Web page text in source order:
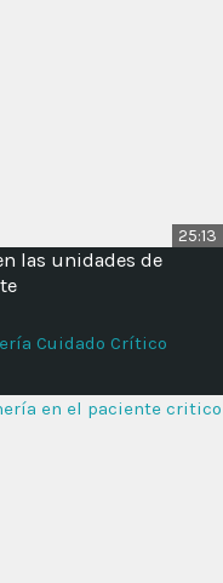
25:13
las unidades de
Cuidado Crítico